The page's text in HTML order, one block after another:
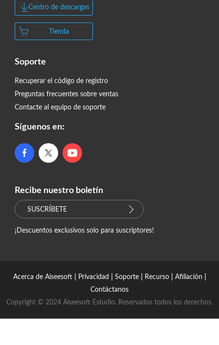
Centro de descargas
Tienda
Soporte
Recuperar el código de registro
Preguntas frecuentes sobre ventas
Contacte al equipo de soporte
Síguenos en:
Recibe nuestro boletín
SUSCRÍBETE
¡Descuentos exclusivos solo para suscriptores!
Acerca de Aiseesoft| Privacidad Soporte| Recurso| Afiliación
Contáctanos
Copyright © 2024 Aiseesoft Estudio. Reservados todos los derechos.